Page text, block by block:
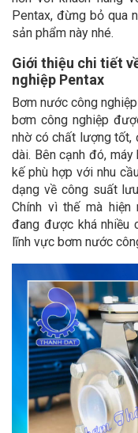
Pentax, đừng bỏ qua
sản phẩm này nhé.
Giới thiệu chi tiết
nghiệp Pentax
Bơm nước công
bơm công nghiệp
nhờ có chất lượng tốt,
dài. Bên cạnh đó,
kế phù hợp với nhu
dạng về công suất
Chính vì thế mà hiện
đang được khá nhiều
lĩnh vực bơm nước